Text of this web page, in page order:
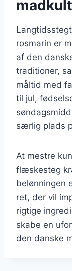
rosmarin er
af den
traditioner,
måltid med
til jul,
særlig plads
At mestre
flæskesteg
belønningen
ret, der vil
rigtige
skabe en
den danske